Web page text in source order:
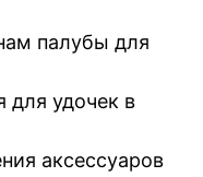
палубы для
для удочек в
аксессуаров